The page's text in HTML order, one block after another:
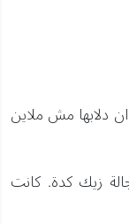
دلابها مش ملاين
زيك كدة. كانت